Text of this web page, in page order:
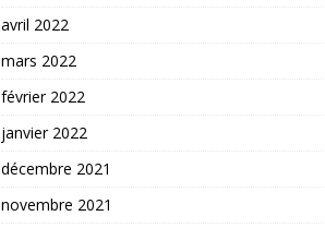
avril 2022
mars 2022
février 2022
janvier 2022
décembre 2021
novembre 2021